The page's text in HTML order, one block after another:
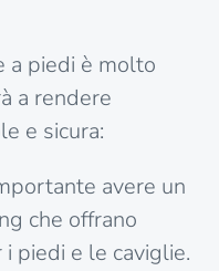
a piedi è molto
a rendere
e sicura:
avere un
che offrano
piedi e le caviglie.